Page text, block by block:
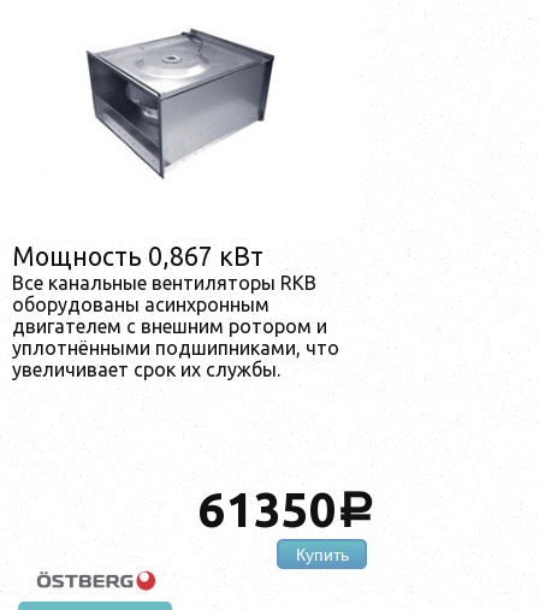
Мощность 0,867 кВт
Все канальные вентиляторы RKB
оборудованы асинхронным
двигателем с внешним ротором и
уплотнёнными подшипниками, что
увеличивает срок их службы.
61350a
Купить